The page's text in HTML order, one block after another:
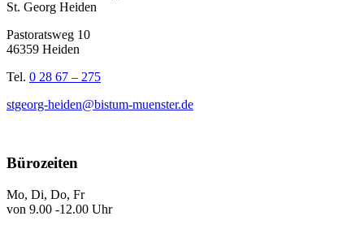
St. Georg Heiden
Pastoratsweg 10
46359 Heiden
Tel. 0 28 67 – 275
stgeorg-heiden@bistum-muenster.de
Bürozeiten
Mo, Di, Do, Fr
von 9.00 -12.00 Uhr